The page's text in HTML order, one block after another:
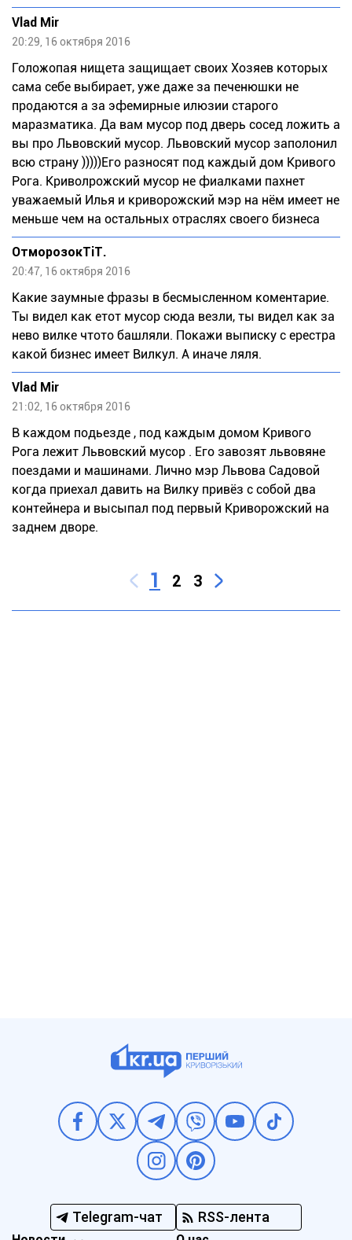
Vlad Mir
20:29, 16 октября 2016
Голожопая нищета защищает своих Хозяев которых
сама себе выбирает, уже даже за печенюшки не
продаются а за эфемирные илюзии старого
маразматика. Да вам мусор под дверь сосед ложить а
вы про Львовский мусор. Львовский мусор заполонил
всю страну )))))Его разносят под каждый дом Кривого
Рога. Криволрожский мусор не фиалками пахнет
уважаемый Илья и криворожский мэр на нём имеет не
меньше чем на остальных отраслях своего бизнеса
ОтморозокТiТ.
20:47, 16 октября 2016
Какие заумные фразы в бесмысленном коментарие.
Ты видел как етот мусор сюда везли, ты видел как за
нево вилке чтото башляли. Покажи выписку с ерестра
какой бизнес имеет Вилкул. А иначе ляля.
Vlad Mir
21:02, 16 октября 2016
В каждом подьезде , под каждым домом Кривого
Рога лежит Львовский мусор . Его завозят львовяне
поездами и машинами. Лично мэр Львова Садовой
когда приехал давить на Вилку привёз с собой два
контейнера и высыпал под первый Криворожский на
заднем дворе.
1 2 3
Telegram-чат RSS-лента